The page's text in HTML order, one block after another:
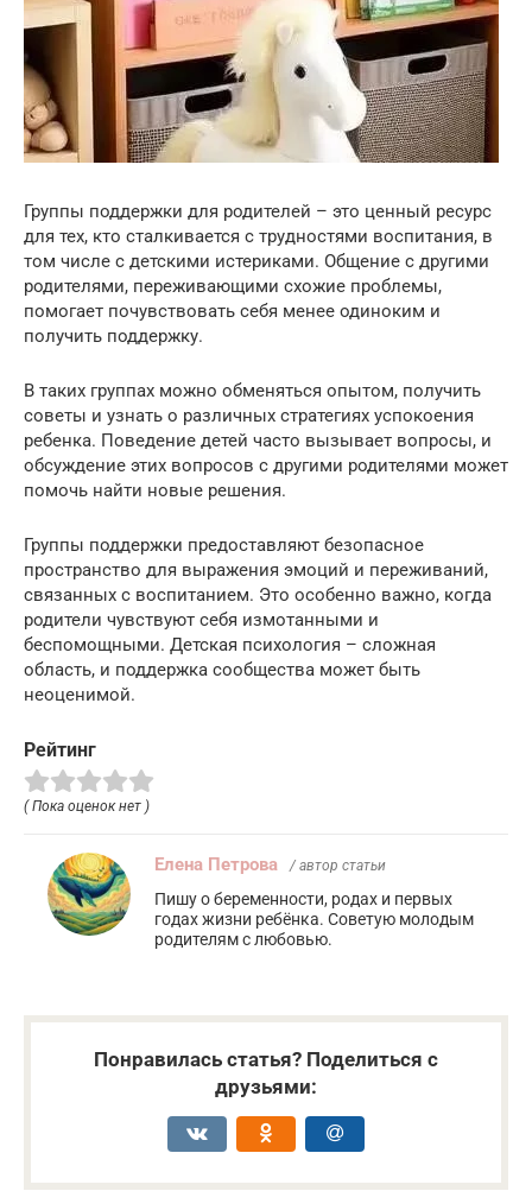
Группы поддержки для родителей – это ценный ресурс
для тех, кто сталкивается с трудностями воспитания, в
том числе с детскими истериками. Общение с другими
родителями, переживающими схожие проблемы,
помогает почувствовать себя менее одиноким и
получить поддержку.
В таких группах можно обменяться опытом, получить
советы и узнать о различных стратегиях успокоения
ребенка. Поведение детей часто вызывает вопросы, и
обсуждение этих вопросов с другими родителями может
помочь найти новые решения.
Группы поддержки предоставляют безопасное
пространство для выражения эмоций и переживаний,
связанных с воспитанием. Это особенно важно, когда
родители чувствуют себя измотанными и
беспомощными. Детская психология – сложная
область, и поддержка сообщества может быть
неоценимой.
Рейтинг
( Пока оценок нет )
Елена Петрова / автор статьи
Пишу о беременности, родах и первых
годах жизни ребёнка. Советую молодым
родителям с любовью.
Понравилась статья? Поделиться с
друзьями: